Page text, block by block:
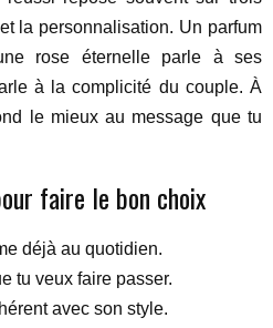
la personnalisation. Un parfum
rose éternelle parle à ses
à la complicité du couple. À
le mieux au message que tu
faire le bon choix
déjà au quotidien.
tu veux faire passer.
avec son style.